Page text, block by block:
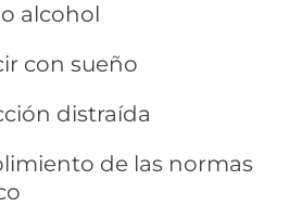
alcohol
con sueño
distraída
de las normas